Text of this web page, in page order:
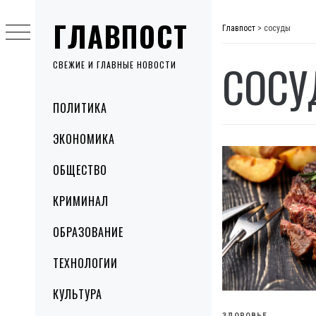
ГЛАВПОСТ
СВЕЖИЕ И ГЛАВНЫЕ НОВОСТИ
MenuПОЛИТИКА
ЭКОНОМИКА
ОБЩЕСТВО
КРИМИНАЛ
ОБРАЗОВАНИЕ
ТЕХНОЛОГИИ
КУЛЬТУРА
to
content
Главпост > сосуды